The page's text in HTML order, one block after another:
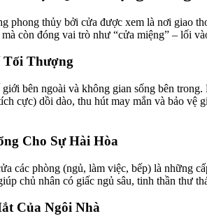
phong thủy bởi cửa được xem là nơi giao
còn đóng vai trò như “cửa miệng” – lối
Tối Thượng
bên ngoài và không gian sống bên
cực) dồi dào, thu hút may mắn và bảo vệ
Cho Sự Hài Hòa
các phòng (ngủ, làm việc, bếp) là những
chủ nhân có giấc ngủ sâu, tinh thần thư
Của Ngôi Nhà